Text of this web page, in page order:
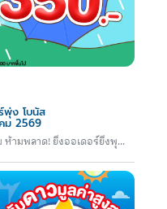
พุ่ง โบนัส
ม 2569
Bonus Challenge ออเดอร์พุ่ง โบนัสเพิ่ม ห้ามพลาด! ยิ่งออเดอร์ยิ่งพุ...